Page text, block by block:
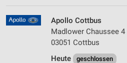
Apollo Cottbus
Madlower Chaussee 4
03051 Cottbus
Heute
geschlossen